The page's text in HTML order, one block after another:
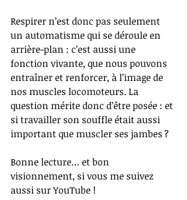
Respirer n’est donc pas seulement
un automatisme qui se déroule en
arrière-plan : c’est aussi une
fonction vivante, que nous pouvons
entraîner et renforcer, à l’image de
nos muscles locomoteurs. La
question mérite donc d’être posée : et
si travailler son souffle était aussi
important que muscler ses jambes ?
Bonne lecture… et bon
visionnement, si vous me suivez
aussi sur YouTube !